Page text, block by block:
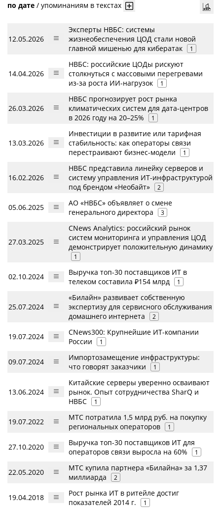
по дате / упоминаниям в текстах
12.05.2026
Эксперты НВБС: системы
жизнеобеспечения ЦОД стали новой
главной мишенью для кибератак
1
14.04.2026
НВБС: российские ЦОДы рискуют
столкнуться с массовыми перегревами
из-за роста ИИ-нагрузок
1
26.03.2026
НВБС прогнозирует рост рынка
климатических систем для дата-центров
в 2026 году на 20–25%
1
13.03.2026
Инвестиции в развитие или тарифная
стабильность: как операторы связи
перестраивают бизнес-модели
1
16.02.2026
НВБС представила линейку серверов и
систему управления ИТ-инфраструктурой
под брендом «Необайт»
2
05.06.2025
АО «НВБС» объявляет о смене
генерального директора
3
27.03.2025
CNews Analytics: российский рынок
систем мониторинга и управления ЦОД
демонстрирует положительную динамику
1
02.10.2024
Выручка топ-30 поставщиков ИТ в
телеком составила ₽154 млрд
1
25.07.2024
«Билайн» развивает собственную
экспертизу для сервисного обслуживания
домашнего интернета
2
19.07.2024
CNews300: Крупнейшие ИТ-компании
России
1
09.07.2024
Импортозамещение инфраструктуры:
что говорят заказчики
1
13.06.2024
Китайские серверы уверенно осваивают
рынок. Опыт сотрудничества SharQ и
НВБС
1
19.07.2022
МТС потратила 1,5 млрд руб. на покупку
региональных операторов
1
27.10.2020
Выручка топ-30 поставщиков ИТ для
операторов связи выросла на 60%
1
22.05.2020
МТС купила партнера «Билайна» за 1,37
миллиарда
2
19.04.2018
Рост рынка ИТ в ритейле достиг
показателей 2014 г.
1